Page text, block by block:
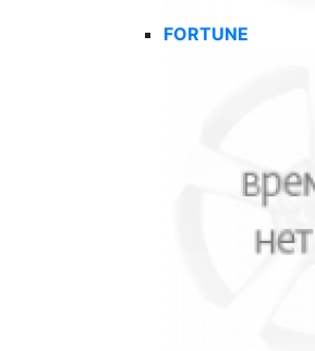
FORTUNE